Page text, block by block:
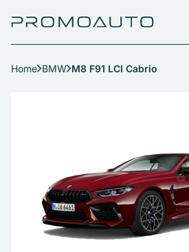
Home BMW M8 F91 LCI Cabrio